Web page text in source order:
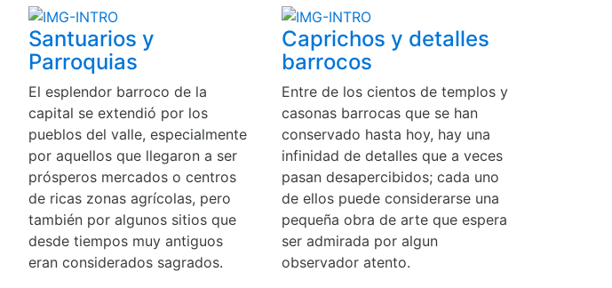
Santuarios y
Parroquias
El esplendor barroco de la
capital se extendió por los
pueblos del valle, especialmente
por aquellos que llegaron a ser
prósperos mercados o centros
de ricas zonas agrícolas, pero
también por algunos sitios que
desde tiempos muy antiguos
eran considerados sagrados.
Caprichos y detalles
barrocos
Entre de los cientos de templos y
casonas barrocas que se han
conservado hasta hoy, hay una
infinidad de detalles que a veces
pasan desapercibidos; cada uno
de ellos puede considerarse una
pequeña obra de arte que espera
ser admirada por algun
observador atento.